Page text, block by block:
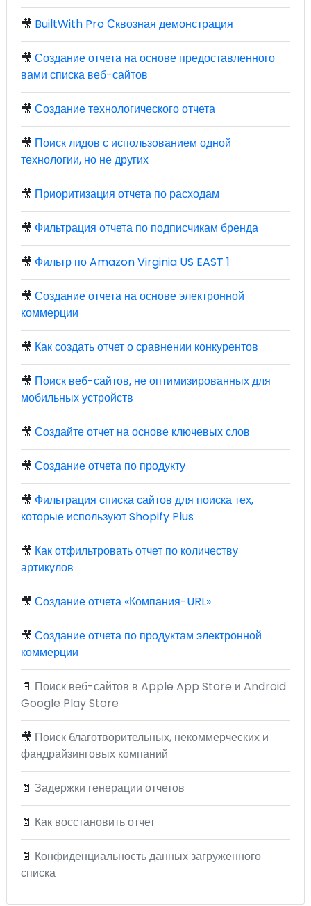
🎥 BuiltWith Pro Сквозная демонстрация
🎥 Создание отчета на основе предоставленного
вами списка веб-сайтов
🎥 Создание технологического отчета
🎥 Поиск лидов с использованием одной
технологии, но не других
🎥 Приоритизация отчета по расходам
🎥 Фильтрация отчета по подписчикам бренда
🎥 Фильтр по Amazon Virginia US EAST 1
🎥 Создание отчета на основе электронной
коммерции
🎥 Как создать отчет о сравнении конкурентов
🎥 Поиск веб-сайтов, не оптимизированных для
мобильных устройств
🎥 Создайте отчет на основе ключевых слов
🎥 Создание отчета по продукту
🎥 Фильтрация списка сайтов для поиска тех,
которые используют Shopify Plus
🎥 Как отфильтровать отчет по количеству
артикулов
🎥 Создание отчета «Компания-URL»
🎥 Создание отчета по продуктам электронной
коммерции
📄 Поиск веб-сайтов в Apple App Store и Android
Google Play Store
🎥 Поиск благотворительных, некоммерческих и
фандрайзинговых компаний
📄 Задержки генерации отчетов
📄 Как восстановить отчет
📄 Конфиденциальность данных загруженного
списка